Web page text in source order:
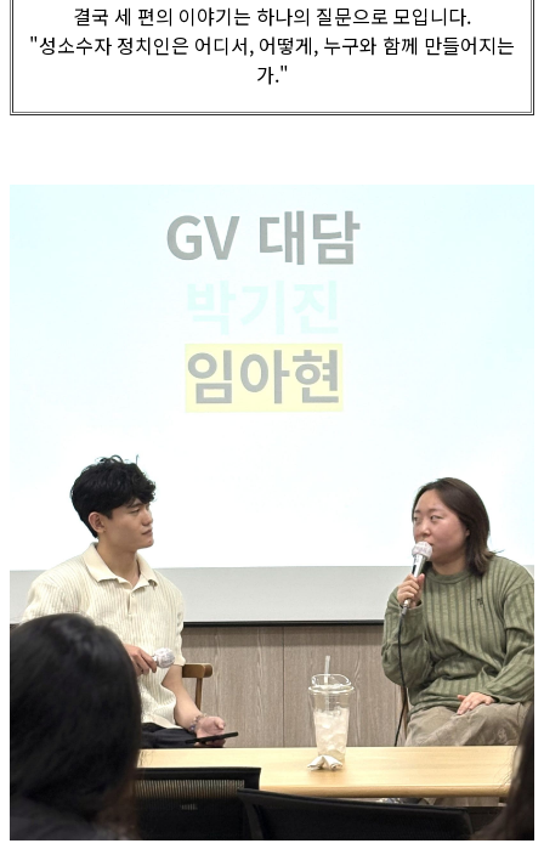
결국 세 편의 이야기는 하나의 질문으로 모입니다.
"성소수자 정치인은 어디서, 어떻게, 누구와 함께 만들어지는
가."